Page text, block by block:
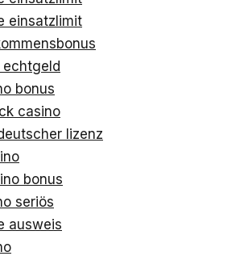
einsatzlimit
echtgeld
bonus
casino
lizenz
bonus
seriös
ausweis